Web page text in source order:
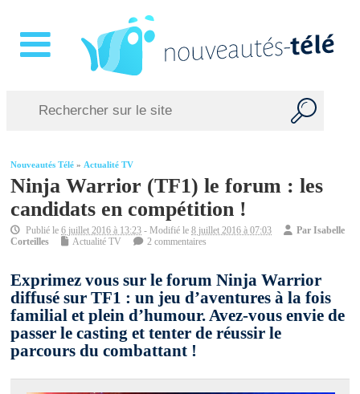
Nouveautés Télé »Actualité TV
Ninja Warrior (TF1) le forum : les
candidats en compétition !
Publié le6 juillet 2016 à 13:23 - Modifié le8 juillet 2016 à 07:03 ParIsabelle
Corteilles
Actualité TV 2 commentaires
Exprimez vous sur le forum Ninja Warrior
diffusé sur TF1 : un jeu d’aventures à la fois
familial et plein d’humour. Avez-vous envie de
passer le casting et tenter de réussir le
parcours du combattant !